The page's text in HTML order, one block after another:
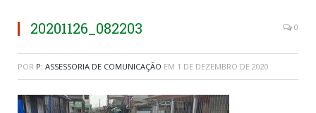
20201126_082203 0
POR P: ASSESSORIA DE COMUNICAÇÃO EM 1 DE DEZEMBRO DE 2020